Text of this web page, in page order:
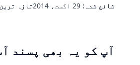
شائع شدہ: 29 اگست، 2014 تازہ
آپ کو یہ بھی پسند